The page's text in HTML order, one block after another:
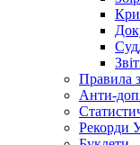
Правила
Анти-
Рекорди